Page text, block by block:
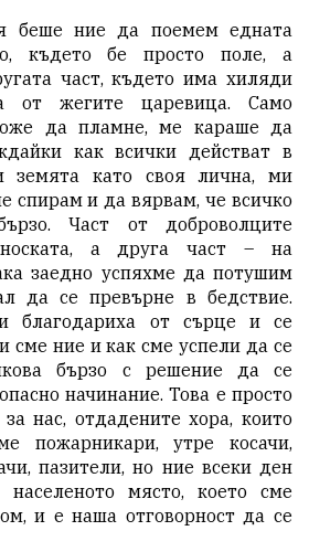
беше ние да поемем едната
където бе просто поле, а
част, където има хиляди
от жегите царевица. Само
да пламне, ме караше да
как всички действат в
земята като своя лична, ми
спирам и да вярвам, че всичко
Част от доброволците
а друга част – на
заедно успяхме да потушим
да се превърне в бедствие.
благодариха от сърце и се
сме ние и как сме успели да се
бързо с решение да се
начинание. Това е просто
нас, отдадените хора, които
пожарникари, утре косачи,
пазители, но ние всеки ден
място, което сме
и е наша отговорност да се